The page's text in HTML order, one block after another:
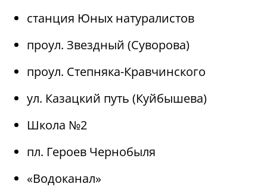
станция Юных натуралистов
проул. Звездный (Суворова)
проул. Степняка-Кравчинского
ул. Казацкий путь (Куйбышева)
Школа №2
пл. Героев Чернобыля
«Водоканал»